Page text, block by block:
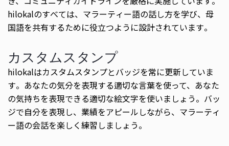
hilokalのすべては、マラーティー語の話し方を学び、母
国語を共有するために役立つように設計されています。
カスタムスタンプ
hilokalはカスタムスタンプとバッジを常に更新していま
す。あなたの気分を表現する適切な言葉を使って、あなた
の気持ちを表現できる適切な絵文字を使いましょう。バッ
ジで自分を表現し、業績をアピールしながら、マラーティ
ー語の会話を楽しく練習しましょう。